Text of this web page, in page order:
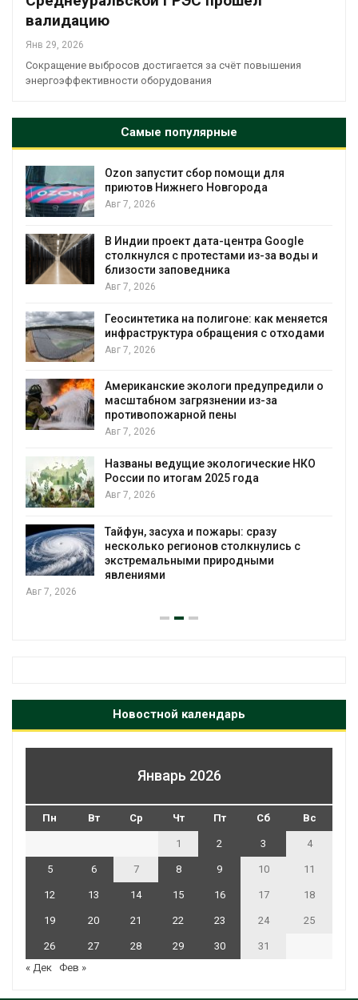
валидацию
Янв 29, 2026
Сокращение выбросов достигается за счёт повышения
энергоэффективности оборудования
Самые популярные
Ozon запустит сбор помощи для
приютов Нижнего Новгорода
Авг 7, 2026
В Индии проект дата-центра Google
столкнулся с протестами из-за воды и
близости заповедника
Авг 7, 2026
Геосинтетика на полигоне: как меняется
инфраструктура обращения с отходами
Авг 7, 2026
Американские экологи предупредили о
масштабном загрязнении из-за
противопожарной пены
Авг 7, 2026
Названы ведущие экологические НКО
России по итогам 2025 года
Авг 7, 2026
Тайфун, засуха и пожары: сразу
несколько регионов столкнулись с
экстремальными природными
явлениями
Авг 7, 2026
Новостной календарь
Январь 2026
Пн Вт Ср Чт Пт Сб Вс
1 2 3 4
5 6 7 8 9 10 11
12 13 14 15 16 17 18
19 20 21 22 23 24 25
26 27 28 29 30
31
« Дек Фев »